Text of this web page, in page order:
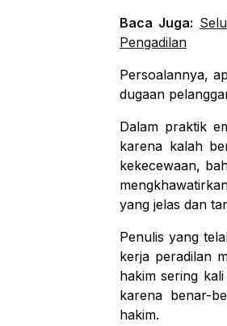
Baca Juga:
Pengadilan
Persoalannya,
dugaan
Dalam praktik
karena kalah
kekecewaan,
yang jelas dan
Penulis yang
kerja peradilan
hakim sering
karena benar-
hakim.